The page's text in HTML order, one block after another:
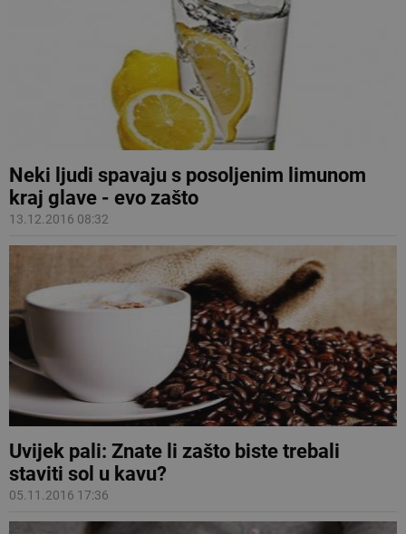
Neki ljudi spavaju s posoljenim limunom
kraj glave - evo zašto
13.12.2016 08:32
Uvijek pali: Znate li zašto biste trebali
staviti sol u kavu?
05.11.2016 17:36